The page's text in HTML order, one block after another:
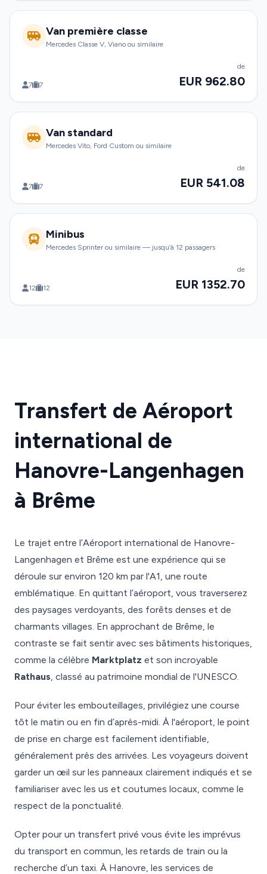
Van première classe
Mercedes Classe V, Viano ou similaire
7 7
de
EUR 962.80
Van standard
Mercedes Vito, Ford Custom ou similaire
7 7
de
EUR 541.08
Minibus
Mercedes Sprinter ou similaire — jusqu’à 12 passagers
12 12
de
EUR 1352.70
Transfert de Aéroport
international de
Hanovre-Langenhagen
à Brême
Le trajet entre l’Aéroport international de Hanovre-
Langenhagen et Brême est une expérience qui se
déroule sur environ 120 km par l'A1, une route
emblématique. En quittant l’aéroport, vous traverserez
des paysages verdoyants, des forêts denses et de
charmants villages. En approchant de Brême, le
contraste se fait sentir avec ses bâtiments historiques,
comme la célèbre Marktplatz et son incroyable
Rathaus, classé au patrimoine mondial de l'UNESCO.
Pour éviter les embouteillages, privilégiez une course
tôt le matin ou en fin d’après-midi. À l'aéroport, le point
de prise en charge est facilement identifiable,
généralement près des arrivées. Les voyageurs doivent
garder un œil sur les panneaux clairement indiqués et se
familiariser avec les us et coutumes locaux, comme le
respect de la ponctualité.
Opter pour un transfert privé vous évite les imprévus
du transport en commun, les retards de train ou la
recherche d’un taxi. À Hanovre, les services de